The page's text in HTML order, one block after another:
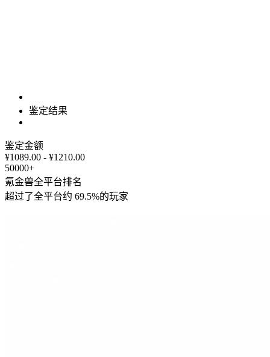
鉴定结果
鉴定金额
¥1089.00 - ¥1210.00
50000+
氪金兽全平台排名
超过了全平台约 69.5%的玩家